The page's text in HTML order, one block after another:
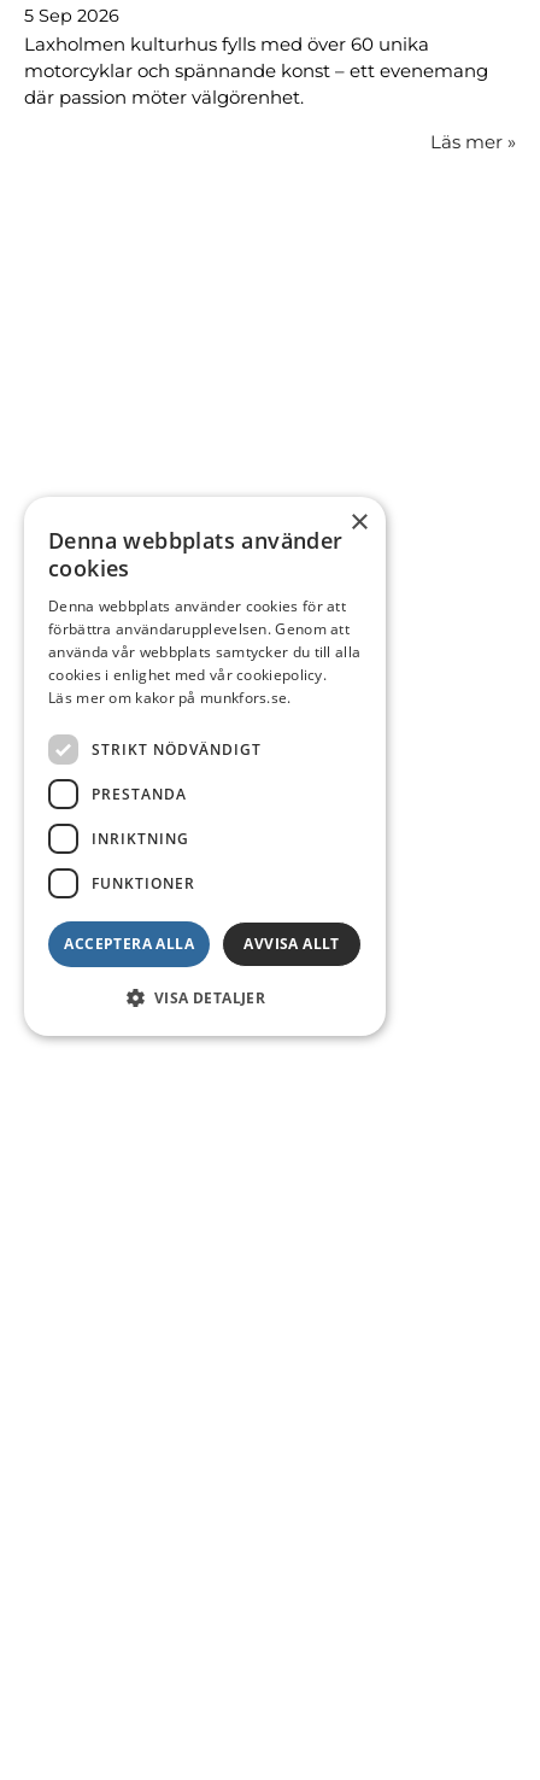
5 Sep 2026
Laxholmen kulturhus fylls med över 60 unika
motorcyklar och spännande konst – ett evenemang
där passion möter välgörenhet.
Läs mer »
×
Denna webbplats använder
cookies
Denna webbplats använder cookies för att
förbättra användarupplevelsen. Genom att
använda vår webbplats samtycker du till alla
cookies i enlighet med vår cookiepolicy.
Läs mer om kakor på munkfors.se.
STRIKT NÖDVÄNDIGT
PRESTANDA
INRIKTNING
FUNKTIONER
ACCEPTERA ALLA AVVISA ALLT
VISA DETALJER